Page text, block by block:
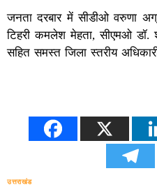
जनता दरबार में सीडीओ वरुणा
टिहरी कमलेश मेहता, सीएमओ डॉ.
सहित समस्त जिला स्तरीय
उत्तराखंड